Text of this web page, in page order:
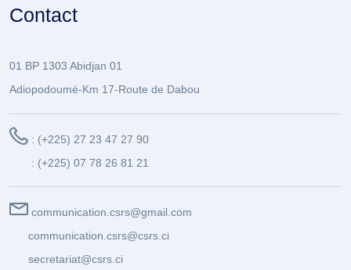
Contact
01 BP 1303 Abidjan 01
Adiopodoumé-Km 17-Route de Dabou
: (+225) 27 23 47 27 90
: (+225) 07 78 26 81 21
communication.csrs@gmail.com
communication.csrs@csrs.ci
secretariat@csrs.ci